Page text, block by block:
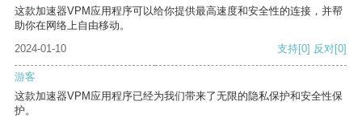
这款加速器VPM应用程序可以给你提供最高速度和安全性的连接，并帮
助你在网络上自由移动。
2024-01-10
支持[0] 反对[0]
游客
这款加速器VPM应用程序已经为我们带来了无限的隐私保护和安全性保
护。